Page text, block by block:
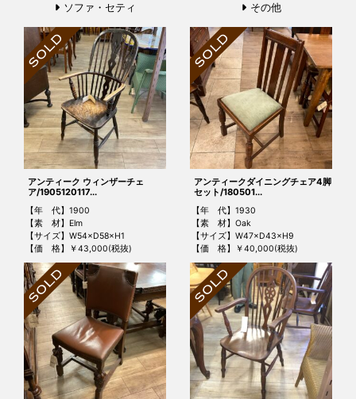
ソファ・セティ
その他
アンティーク ウィンザーチェ
ア/1905120117...
【年 代】1900
【素 材】Elm
【サイズ】W54×D58×H1
【価 格】￥43,000(税抜)
アンティークダイニングチェア4脚
セット/180501...
【年 代】1930
【素 材】Oak
【サイズ】W47×D43×H9
【価 格】￥40,000(税抜)